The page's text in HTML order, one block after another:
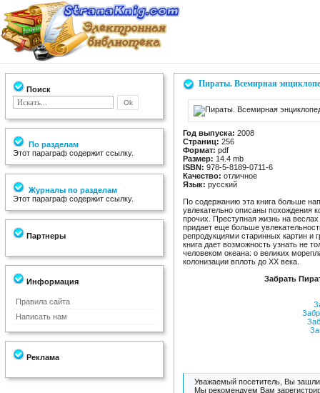
Поиск
По разделам
Этот параграф содержит ссылку.
Журналы по разделам
Этот параграф содержит ссылку.
Партнеры
Информация
Правила сайта
Написать нам
Реклама
Пираты. Всемирная
Год выпуска: 2008
Страниц: 256
Формат: pdf
Размер: 14.4 mb
ISBN: 978-5-8189-0711-6
Качество: отличное
Язык: русский
По содержанию эта книга больше
увлекательно описаны похождения
прочих. Преступная жизнь на
придает еще больше
репродукциями старинных картин и
книга дает возможность узнать не
человеком океана: о великих
колонизации вплоть до XX века.
Забрать
Уважаемый посетитель, Вы зашли
Мы рекомендуем Вам